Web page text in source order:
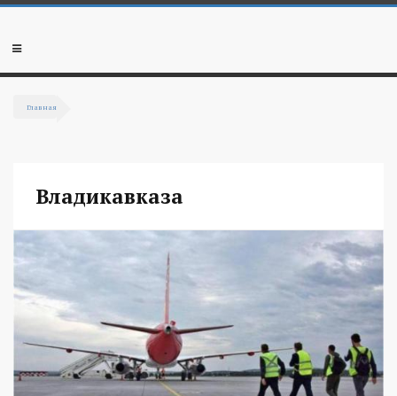
Перейти к основному содержанию
Мобильное
Главная
Владикавказа